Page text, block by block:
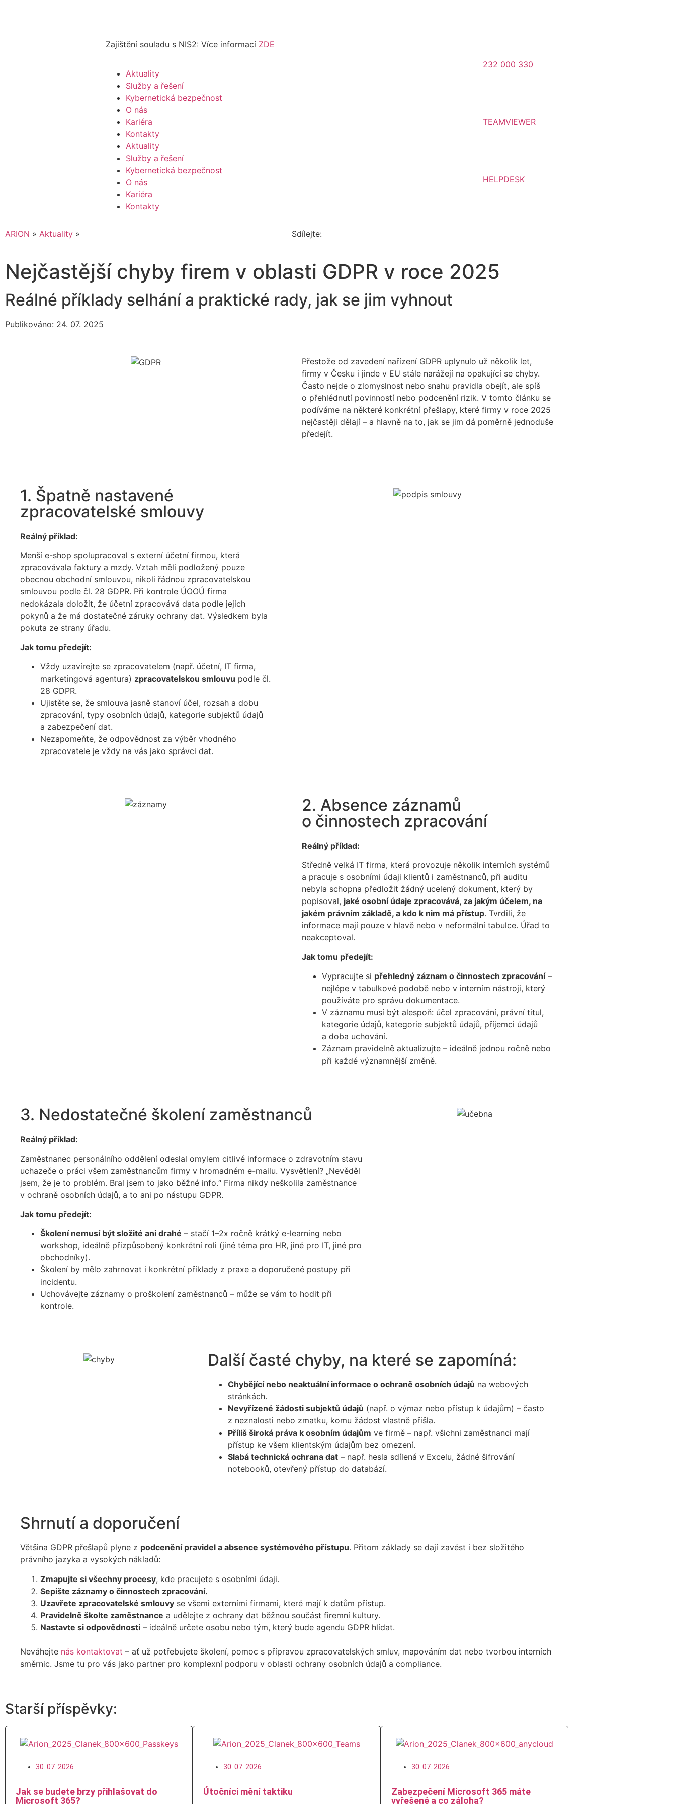
Zajištění souladu s NIS2: Více informací ZDE
Aktuality
Služby a řešení
Kybernetická bezpečnost
O nás
Kariéra
Kontakty
Aktuality
Služby a řešení
Kybernetická bezpečnost
O nás
Kariéra
Kontakty
232 000 330
TEAMVIEWER
HELPDESK
ARION » Aktuality » Sdílejte:
Nejčastější chyby firem v oblasti GDPR v roce 2025
Reálné příklady selhání a praktické rady, jak se jim vyhnout
Publikováno: 24. 07. 2025
Přestože od zavedení nařízení GDPR uplynulo už několik let,
firmy v Česku i jinde v EU stále narážejí na opakující se chyby.
Často nejde o zlomyslnost nebo snahu pravidla obejít, ale spíš
o přehlédnutí povinností nebo podcenění rizik. V tomto článku se
podíváme na některé konkrétní přešlapy, které firmy v roce 2025
nejčastěji dělají – a hlavně na to, jak se jim dá poměrně jednoduše
předejít.
1. Špatně nastavené
zpracovatelské smlouvy
Reálný příklad:
Menší e-shop spolupracoval s externí účetní firmou, která
zpracovávala faktury a mzdy. Vztah měli podložený pouze
obecnou obchodní smlouvou, nikoli řádnou zpracovatelskou
smlouvou podle čl. 28 GDPR. Při kontrole ÚOOÚ firma
nedokázala doložit, že účetní zpracovává data podle jejich
pokynů a že má dostatečné záruky ochrany dat. Výsledkem byla
pokuta ze strany úřadu.
Jak tomu předejít:
Vždy uzavírejte se zpracovatelem (např. účetní, IT firma,
marketingová agentura) zpracovatelskou smlouvu podle čl.
28 GDPR.
Ujistěte se, že smlouva jasně stanoví účel, rozsah a dobu
zpracování, typy osobních údajů, kategorie subjektů údajů
a zabezpečení dat.
Nezapomeňte, že odpovědnost za výběr vhodného
zpracovatele je vždy na vás jako správci dat.
2. Absence záznamů
o činnostech zpracování
Reálný příklad:
Středně velká IT firma, která provozuje několik interních systémů
a pracuje s osobními údaji klientů i zaměstnanců, při auditu
nebyla schopna předložit žádný ucelený dokument, který by
popisoval, jaké osobní údaje zpracovává, za jakým účelem, na
jakém právním základě, a kdo k nim má přístup. Tvrdili, že
informace mají pouze v hlavě nebo v neformální tabulce. Úřad to
neakceptoval.
Jak tomu předejít:
Vypracujte si přehledný záznam o činnostech zpracování–
nejlépe v tabulkové podobě nebo v interním nástroji, který
používáte pro správu dokumentace.
V záznamu musí být alespoň: účel zpracování, právní titul,
kategorie údajů, kategorie subjektů údajů, příjemci údajů
a doba uchování.
Záznam pravidelně aktualizujte – ideálně jednou ročně nebo
při každé významnější změně.
3. Nedostatečné školení zaměstnanců
Reálný příklad:
Zaměstnanec personálního oddělení odeslal omylem citlivé informace o zdravotním stavu
uchazeče o práci všem zaměstnancům firmy v hromadném e-mailu. Vysvětlení? „Nevěděl
jsem, že je to problém. Bral jsem to jako běžné info.“ Firma nikdy neškolila zaměstnance
v ochraně osobních údajů, a to ani po nástupu GDPR.
Jak tomu předejít:
Školení nemusí být složité ani drahé – stačí 1–2x ročně krátký e-learning nebo
workshop, ideálně přizpůsobený konkrétní roli (jiné téma pro HR, jiné pro IT, jiné pro
obchodníky).
Školení by mělo zahrnovat i konkrétní příklady z praxe a doporučené postupy při
incidentu.
Uchovávejte záznamy o proškolení zaměstnanců – může se vám to hodit při
kontrole.
Další časté chyby, na které se zapomíná:
Chybějící nebo neaktuální informace o ochraně osobních údajů na webových
stránkách.
Nevyřízené žádosti subjektů údajů (např. o výmaz nebo přístup k údajům) – často
z neznalosti nebo zmatku, komu žádost vlastně přišla.
Příliš široká práva k osobním údajům ve firmě – např. všichni zaměstnanci mají
přístup ke všem klientským údajům bez omezení.
Slabá technická ochrana dat – např. hesla sdílená v Excelu, žádné šifrování
notebooků, otevřený přístup do databází.
Shrnutí a doporučení
Většina GDPR přešlapů plyne z podcenění pravidel a absence systémového přístupu. Přitom základy se dají zavést i bez složitého
právního jazyka a vysokých nákladů:
Zmapujte si všechny procesy, kde pracujete s osobními údaji.
Sepište záznamy o činnostech zpracování.
Uzavřete zpracovatelské smlouvy se všemi externími firmami, které mají k datům přístup.
Pravidelně školte zaměstnance a udělejte z ochrany dat běžnou součást firemní kultury.
Nastavte si odpovědnosti – ideálně určete osobu nebo tým, který bude agendu GDPR hlídat.
Neváhejte nás kontaktovat – ať už potřebujete školení, pomoc s přípravou zpracovatelských smluv, mapováním dat nebo tvorbou interních
směrnic. Jsme tu pro vás jako partner pro komplexní podporu v oblasti ochrany osobních údajů a compliance.
Starší příspěvky:
30. 07. 2026
Jak se budete brzy přihlašovat do
Microsoft 365?
30. 07. 2026
Útočníci mění taktiku
30. 07. 2026
Zabezpečení Microsoft 365 máte
vyřešené a co záloha?